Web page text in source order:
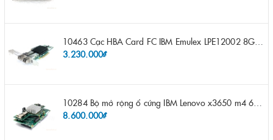
10463 Cạc HBA Card FC IBM Emulex LPE12002 8Gb 2 port FC SFP fru 42D0500 pn 42D0496 opt 42D0494 LPE12002
3.230.000₫
10284 Bộ mở rộng ổ cứng IBM Lenovo x3650 m4 69Y5319 8x 2.5" HS HDD Assembly Kit with Expander
8.600.000₫